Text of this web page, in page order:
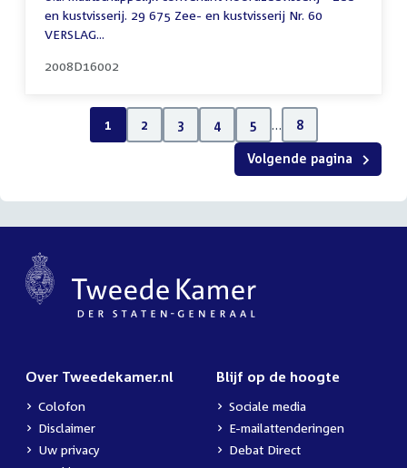
en kustvisserij. 29 675 Zee- en kustvisserij Nr. 60
VERSLAG...
2008D16002
1 2 3 4 5 … 8
Volgende pagina
Over Tweedekamer.nl
Colofon
Disclaimer
Uw privacy
Blijf op de hoogte
Sociale media
E-mailattenderingen
Debat Direct